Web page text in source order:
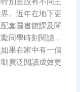
。近年在地下更
套圖書館課及閱
同學時刻閱讀，
果在家中有一個
廣泛閱讀成效更